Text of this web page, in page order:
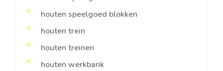
houten speelgoed blokken
houten trein
houten treinen
houten werkbank